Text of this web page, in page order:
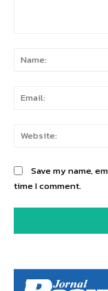
Save my name,
time I comment.